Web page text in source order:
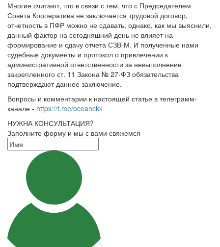
Многие считают, что в связи с тем, что с Председателем
Совета Кооператива не заключается трудовой договор,
отчетность в ПФР можно не сдавать, однако, как мы выяснили,
данный фактор на сегодняшний день не влияет на
формирование и сдачу отчета СЗВ-М. И полученные нами
судебные документы и протокол о привлечении к
административной ответственности за невыполнение
закрепленного ст. 11 Закона № 27-ФЗ обязательства
подтверждают данное заключение.
Вопросы и комментарии к настоящей статье в телеграмм-
канале - https://t.me/oceanckk
НУЖНА КОНСУЛЬТАЦИЯ?
Заполните форму и мы с вами свяжемся